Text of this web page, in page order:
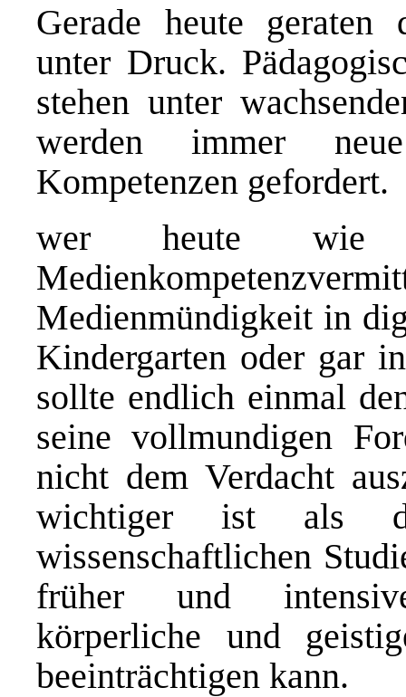
Gerade heute geraten
unter Druck.
stehen unter
werden immer
Kompetenzen gefordert.
wer heute wie
Medienmündigkeit in
Kindergarten oder gar
sollte endlich einmal
seine vollmundigen
nicht dem Verdacht
wichtiger ist als
wissenschaftlichen
früher und
körperliche und
beeinträchtigen kann.